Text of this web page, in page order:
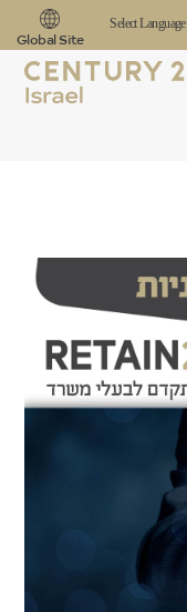
Select Language
Global Site